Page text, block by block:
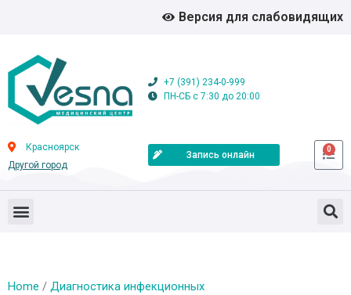
Версия для слабовидящих
+7 (391) 234-0-999
ПН-СБ с 7:30 до 20:00
Красноярск
Другой город
Запись онлайн
0
Home / Диагностика инфекционных